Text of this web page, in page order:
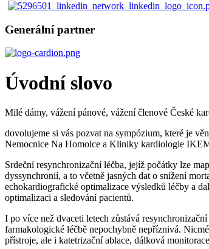
Generální partner
Úvodní slovo
Milé dámy, vážení pánové, vážení členové České
dovolujeme si vás pozvat na sympózium, které je
Nemocnice Na Homolce a Kliniky kardiologie
Srdeční resynchronizační léčba, jejíž počátky lze
dyssynchronií, a to včetně jasných dat o snížení
echokardiografické optimalizace výsledků léčby a
optimalizaci a sledování pacientů.
I po více než dvaceti letech zůstává
farmakologické léčbě nepochybně nepříznivá.
přístroje, ale i katetrizační ablace, dálková